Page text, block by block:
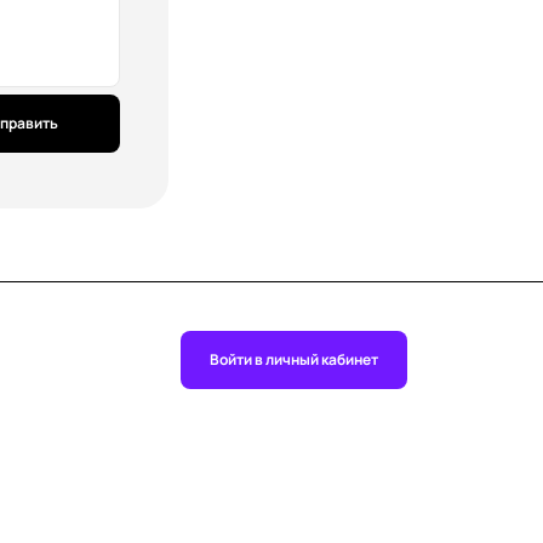
Войти в личный кабинет